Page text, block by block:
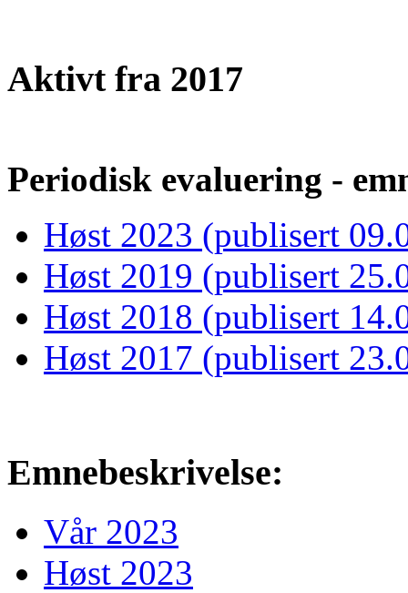
Aktivt fra 2017
Periodisk evaluering -
Høst 2023 (publisert
Høst 2019 (publisert
Høst 2018 (publisert
Høst 2017 (publisert
Emnebeskrivelse:
Vår 2023
Høst 2023